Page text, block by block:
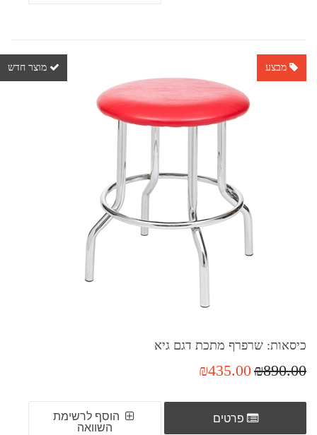
מוצר חדש מבצע
כיסאות: שרפרף מתכת דגם גיא
₪890.00
₪435.00
פרטים
הוסף לרשימת
השוואה